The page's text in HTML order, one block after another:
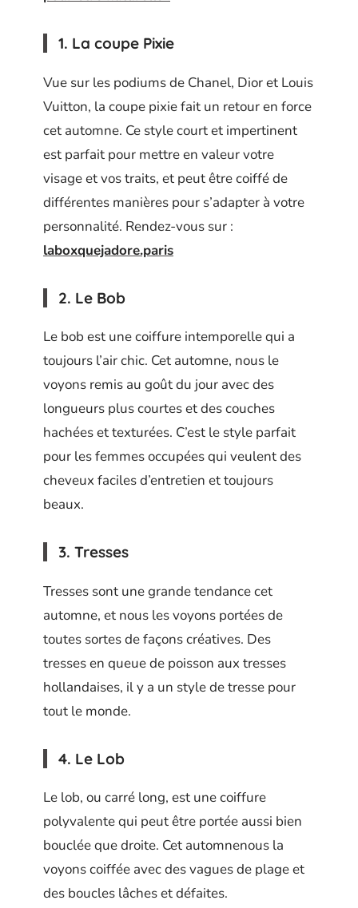
1. La coupe Pixie
Vue sur les podiums de Chanel, Dior et Louis
Vuitton, la coupe pixie fait un retour en force
cet automne. Ce style court et impertinent
est parfait pour mettre en valeur votre
visage et vos traits, et peut être coiffé de
différentes manières pour s’adapter à votre
personnalité. Rendez-vous sur :
laboxquejadore.paris
2. Le Bob
Le bob est une coiffure intemporelle qui a
toujours l’air chic. Cet automne, nous le
voyons remis au goût du jour avec des
longueurs plus courtes et des couches
hachées et texturées. C’est le style parfait
pour les femmes occupées qui veulent des
cheveux faciles d’entretien et toujours
beaux.
3. Tresses
Tresses sont une grande tendance cet
automne, et nous les voyons portées de
toutes sortes de façons créatives. Des
tresses en queue de poisson aux tresses
hollandaises, il y a un style de tresse pour
tout le monde.
4. Le Lob
Le lob, ou carré long, est une coiffure
polyvalente qui peut être portée aussi bien
bouclée que droite. Cet automnenous la
voyons coiffée avec des vagues de plage et
des boucles lâches et défaites.